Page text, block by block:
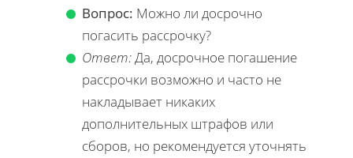
Вопрос: Можно ли досрочно
погасить рассрочку?
Ответ:Да, досрочное погашение
рассрочки возможно и часто не
накладывает никаких
дополнительных штрафов или
сборов, но рекомендуется уточнять